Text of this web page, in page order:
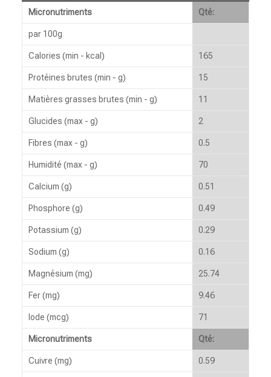
Micronutriments Qté:
par 100g
Calories (min - kcal) 165
Protéines brutes (min - g) 15
Matières grasses brutes (min - g) 11
Glucides (max - g) 2
Fibres (max - g) 0.5
Humidité (max - g) 70
Calcium (g) 0.51
Phosphore (g) 0.49
Potassium (g) 0.29
Sodium (g) 0.16
Magnésium (mg) 25.74
Fer (mg) 9.46
Iode (mcg) 71
Micronutriments Qté:
Cuivre (mg) 0.59